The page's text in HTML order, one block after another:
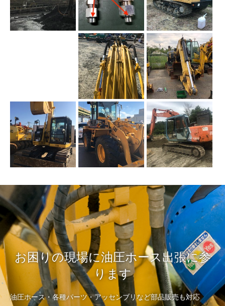
お困りの現場に油圧ホース出張に参
ります
油圧ホース・各種パーツ・アッセンブリなど部品販売も対応